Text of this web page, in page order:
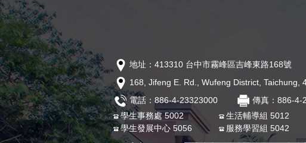
地址：413310 台中市霧峰區吉峰東路168號
168, Jifeng E. Rd., Wufeng District, Taichung,
電話：886-4-23323000
傳真：886-4-
學生事務處 5002
生活輔導組 5012
學生發展中心 5056
服務學習組 5042